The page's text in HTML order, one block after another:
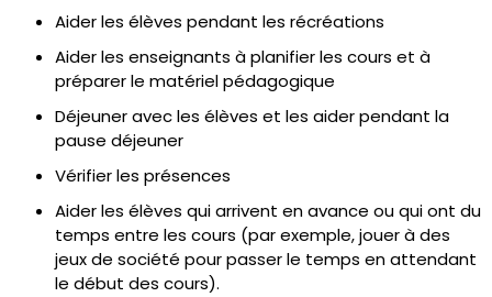
Aider les élèves pendant les récréations
Aider les enseignants à planifier les cours et à
préparer le matériel pédagogique
Déjeuner avec les élèves et les aider pendant la
pause déjeuner
Vérifier les présences
Aider les élèves qui arrivent en avance ou qui ont du
temps entre les cours (par exemple, jouer à des
jeux de société pour passer le temps en attendant
le début des cours).